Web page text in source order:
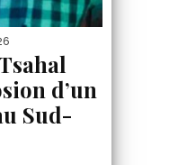
d’un
Sud-